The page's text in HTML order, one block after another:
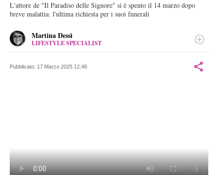
L'attore de "Il Paradiso delle Signore" si è spento il 14 marzo dopo
breve malattia: l'ultima richiesta per i suoi funerali
Martina Dessì
LIFESTYLE SPECIALIST
televisione da sempre, designer di gioielli a tempo perso: ama i
particolari, le storie e tutto quello che brilla.
Pubblicato: 17 Marzo 2025 12:46